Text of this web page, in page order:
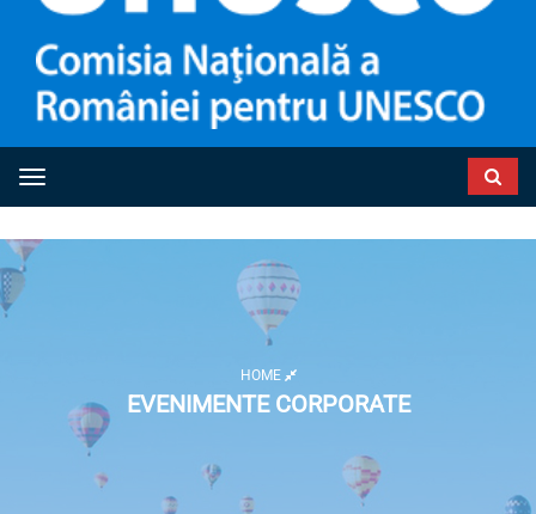
Toggle navigation
HOME
EVENIMENTE CORPORATE